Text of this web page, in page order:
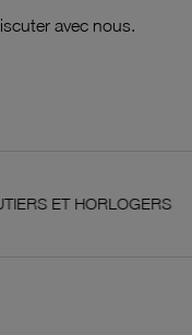
avec nous.
HORLOGERS